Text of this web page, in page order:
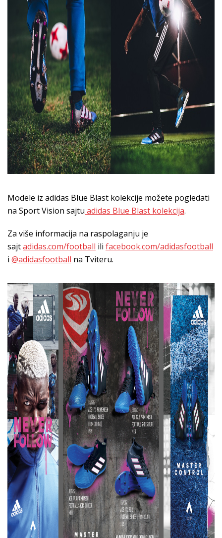
Modele iz adidas Blue Blast kolekcije možete pogledati
na Sport Vision sajtu adidas Blue Blast kolekcija.
Za više informacija na raspolaganju je
sajtadidas.com/football ili facebook.com/adidasfootball
i @adidasfootball na Tviteru.